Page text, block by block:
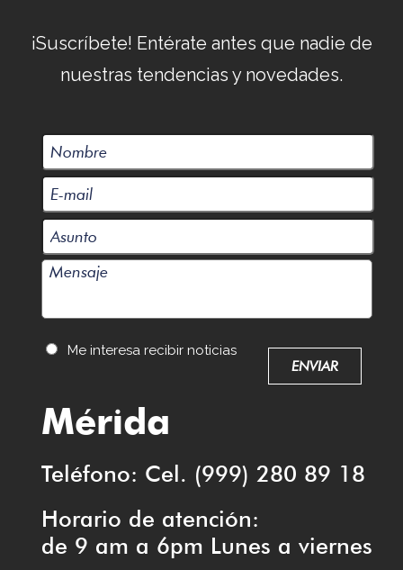
¡Suscríbete! Entérate antes que nadie de
nuestras tendencias y novedades.
Me interesa recibir noticias
Mérida
Teléfono: Cel. (999) 280 89 18
Horario de atención:
de 9 am a 6pm Lunes a viernes